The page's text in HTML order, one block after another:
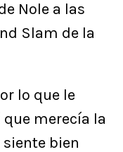
Nole a las
Slam de la
lo que le
merecía la
bien